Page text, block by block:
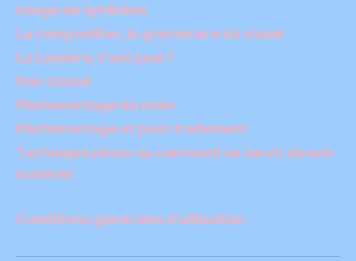
Image de synthèse
La composition, la grammaire du visuel
La Lumière, c'est quoi ?
Non classé
Photomontage du mois
Photomontage et post-traitement
Technique photo ou comment se servir de son
matériel
Conditions générales d’utilisation